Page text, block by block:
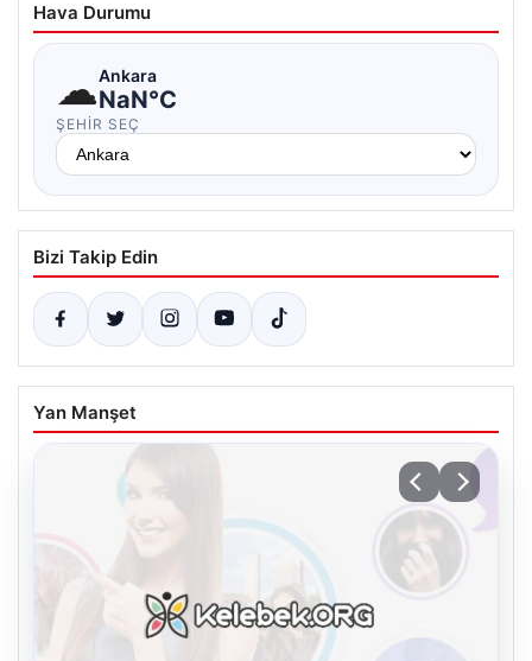
Hava Durumu
☁Ankara
NaN°C
ŞEHIR SEÇ
Bizi Takip Edin
Yan Manşet